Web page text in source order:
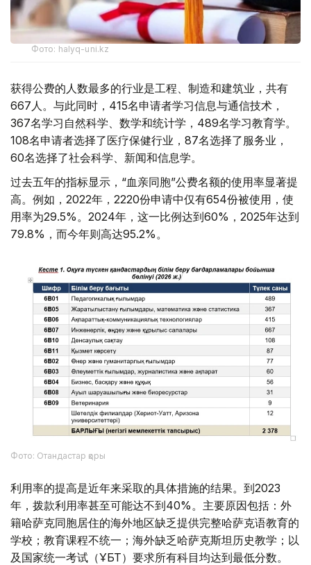
Фото: halyq-uni.kz
获得公费的人数最多的行业是工程、制造和建筑业，共有
667人。与此同时，415名申请者学习信息与通信技术，
367名学习自然科学、数学和统计学，489名学习教育学。
108名申请者选择了医疗保健行业，87名选择了服务业，
60名选择了社会科学、新闻和信息学。
过去五年的指标显示，“血亲同胞”公费名额的使用率显著提
高。例如，2022年，2220份申请中仅有654份被使用，使
用率为29.5%。2024年，这一比例达到60%，2025年达到
79.8%，而今年则高达95.2%。
Фото: Отандастар қоры
利用率的提高是近年来采取的具体措施的结果。到2023
年，拨款利用率甚至可能达不到40%。主要原因包括：外
籍哈萨克同胞居住的海外地区缺乏提供完整哈萨克语教育的
学校；教育课程不统一；海外缺乏哈萨克斯坦历史教学；以
及国家统一考试（ҰБТ）要求所有科目均达到最低分数。